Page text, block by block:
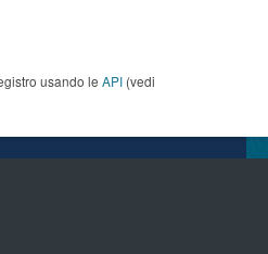
usando le API (vedi